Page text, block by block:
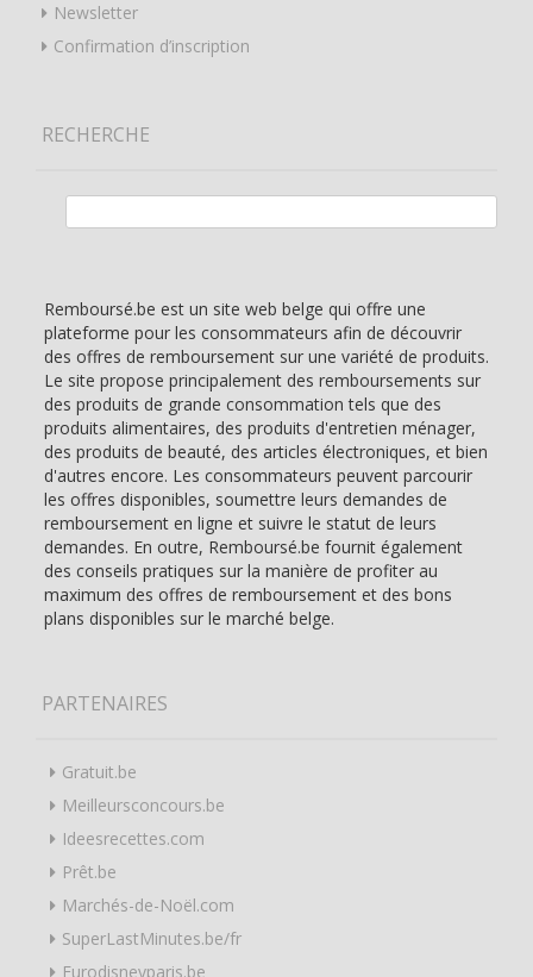
Newsletter
Confirmation d’inscription
RECHERCHE
Remboursé.be est un site web belge qui offre une
plateforme pour les consommateurs afin de découvrir
des offres de remboursement sur une variété de produits.
Le site propose principalement des remboursements sur
des produits de grande consommation tels que des
produits alimentaires, des produits d'entretien ménager,
des produits de beauté, des articles électroniques, et bien
d'autres encore. Les consommateurs peuvent parcourir
les offres disponibles, soumettre leurs demandes de
remboursement en ligne et suivre le statut de leurs
demandes. En outre, Remboursé.be fournit également
des conseils pratiques sur la manière de profiter au
maximum des offres de remboursement et des bons
plans disponibles sur le marché belge.
PARTENAIRES
Gratuit.be
Meilleursconcours.be
Ideesrecettes.com
Prêt.be
Marchés-de-Noël.com
SuperLastMinutes.be/fr
Eurodisneyparis.be